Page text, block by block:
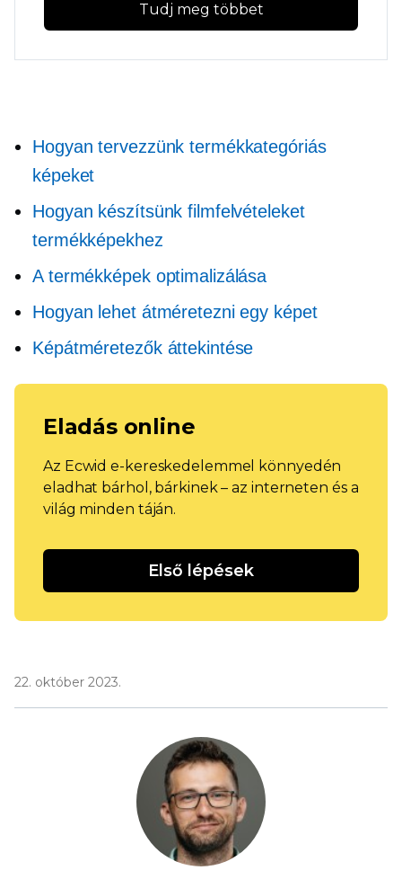
Tudj meg többet
Hogyan tervezzünk termékkategóriás
képeket
Hogyan készítsünk filmfelvételeket
termékképekhez
A termékképek optimalizálása
Hogyan lehet átméretezni egy képet
Képátméretezők áttekintése
Eladás online
Az Ecwid e-kereskedelemmel könnyedén
eladhat bárhol, bárkinek – az interneten és a
világ minden táján.
Első lépések
22. október 2023.